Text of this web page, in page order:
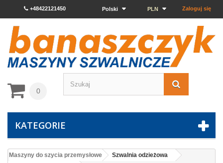
Zaloguj się
PLN
Polski
+48422121450
0
KATEGORIE
Maszyny do szycia przemysłowe
Szwalnia odzieżowa